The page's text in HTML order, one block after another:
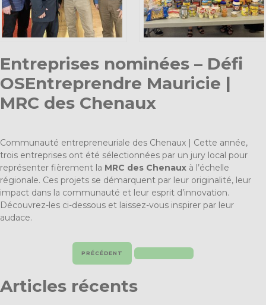
Entreprises nominées – Défi
OSEntreprendre Mauricie |
MRC des Chenaux
Communauté entrepreneuriale des Chenaux | Cette année,
trois entreprises ont été sélectionnées par un jury local pour
représenter fièrement la MRC des Chenaux à l’échelle
régionale. Ces projets se démarquent par leur originalité, leur
impact dans la communauté et leur esprit d’innovation.
Découvrez-les ci-dessous et laissez-vous inspirer par leur
audace.
PRÉCÉDENT
Articles récents